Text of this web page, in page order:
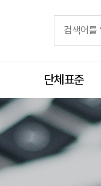
단체표준